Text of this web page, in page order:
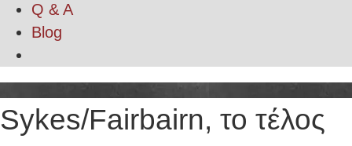
Q & A
Blog
Sykes/Fairbairn, το τέλος